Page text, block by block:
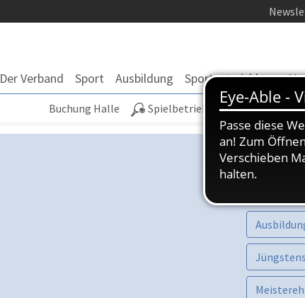
Der Verband Sport Ausbildung Sportentwicklung
Buchung Halle Spielbetrieb | TORP